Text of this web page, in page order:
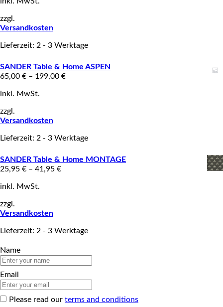
zzgl.
Versandkosten
Lieferzeit: 2 - 3 Werktage
SANDER Table & Home ASPEN
65,00 € – 199,00 €
inkl. MwSt.
zzgl.
Versandkosten
Lieferzeit: 2 - 3 Werktage
SANDER Table & Home MONTAGE
25,95 € – 41,95 €
inkl. MwSt.
zzgl.
Versandkosten
Lieferzeit: 2 - 3 Werktage
Name
Email
Please read our terms and conditions